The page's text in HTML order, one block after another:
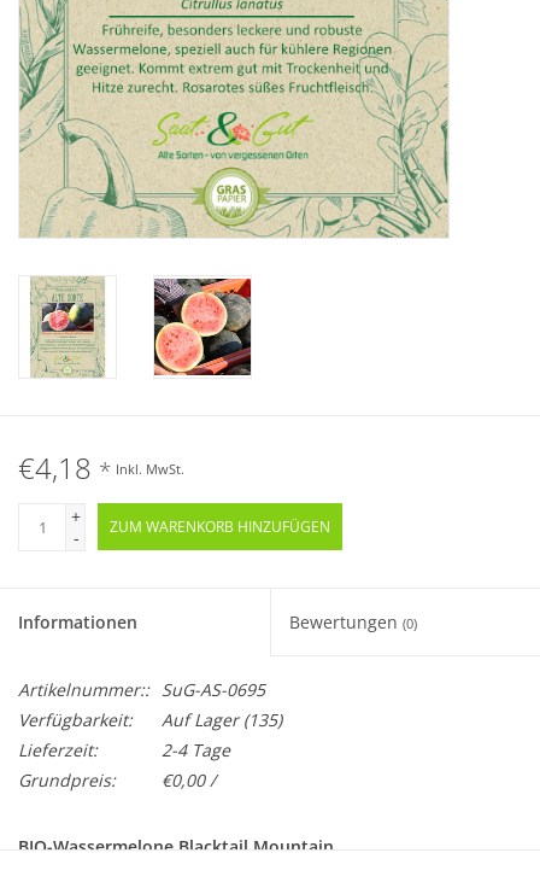
€4,18 * Inkl. MwSt.
+
-
ZUM WARENKORB HINZUFÜGEN
Informationen Bewertungen (0)
Artikelnummer:: SuG-AS-0695
Verfügbarkeit:
Auf Lager(135)
Lieferzeit:
2-4 Tage
Grundpreis:
€0,00 /
BIO-Wassermelone Blacktail Mountain